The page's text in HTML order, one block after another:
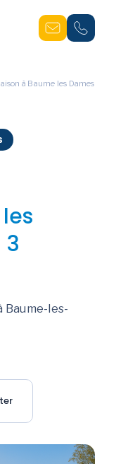
à Baume les Dames
3
Baume-les-